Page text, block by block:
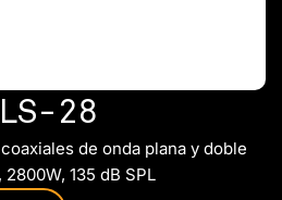
28
de onda plana y doble
135 dB SPL